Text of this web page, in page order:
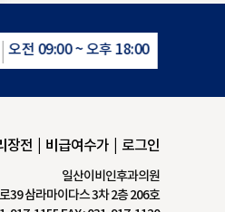
오전 09:00 ~ 오후 16:00
장전 비급여수가 로그인
일산이비인후과의원
39 삼라마이다스 3차 2층 206호